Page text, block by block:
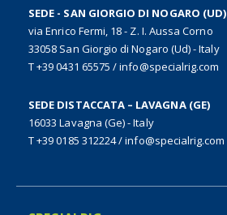
SEDE - SAN GIORGIO DI NOGARO (UD)
via Enrico Fermi, 18 - Z. I. Aussa Corno
33058 San Giorgio di Nogaro (Ud) - Italy
T +39 0431 65575 /info@specialrig.com
SEDE DISTACCATA – LAVAGNA (GE)
16033 Lavagna (Ge) - Italy
T +39 0185 312224/info@specialrig.com